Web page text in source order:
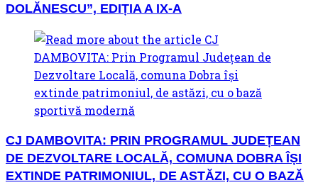
DOLĂNESCU”, EDIȚIA A IX-A
CJ DAMBOVITA: PRIN PROGRAMUL JUDEȚEAN
DE DEZVOLTARE LOCALĂ, COMUNA DOBRA ÎȘI
EXTINDE PATRIMONIUL, DE ASTĂZI, CU O BAZĂ